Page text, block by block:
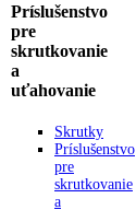
Príslušenstvo
pre
skrutkovanie
a
uťahovanie
Skrutky
Príslušenstvo
pre
skrutkovanie
a